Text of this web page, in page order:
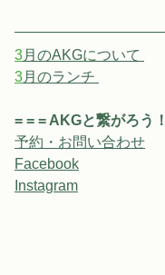
3月のAKGについて
3月のランチ
= = = AKGと繋がろう
予約・お問い合わせ
Facebook
Instagram